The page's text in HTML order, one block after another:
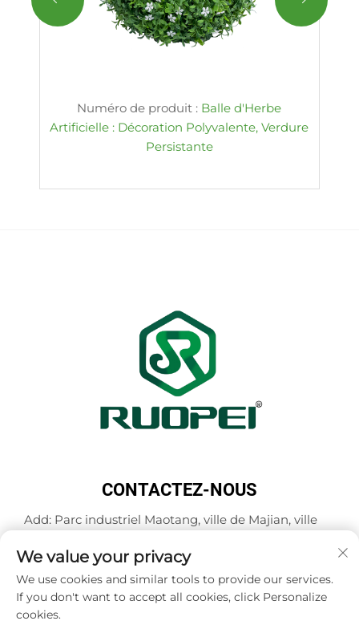
Numéro de produit : Balle d'Herbe
Artificielle : Décoration Polyvalente, Verdure
Persistante
CONTACTEZ-NOUS
Add: Parc industriel Maotang, ville de Majian, ville
Chine
Tél. :+86-18503033545
Courriel :[email protected]
We value your privacy
We use cookies and similar tools to provide our services.
If you don't want to accept all cookies, click Personalize
cookies.